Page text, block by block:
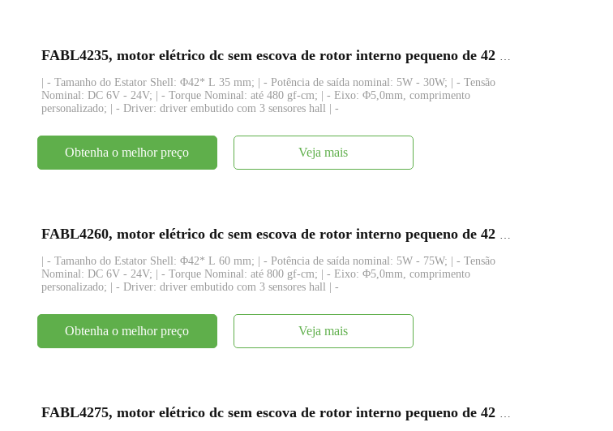
| - Tamanho do Estator Shell: Φ42* L 35 mm; | - Potência de saída nominal: 5W - 30W; | - Tensão
Nominal: DC 6V - 24V; | - Torque Nominal: até 480 gf-cm; | - Eixo: Φ5,0mm, comprimento
personalizado; | - Driver: driver embutido com 3 sensores hall | -
Obtenha o melhor preço Veja mais
| - Tamanho do Estator Shell: Φ42* L 60 mm; | - Potência de saída nominal: 5W - 75W; | - Tensão
Nominal: DC 6V - 24V; | - Torque Nominal: até 800 gf-cm; | - Eixo: Φ5,0mm, comprimento
personalizado; | - Driver: driver embutido com 3 sensores hall | -
Obtenha o melhor preço Veja mais